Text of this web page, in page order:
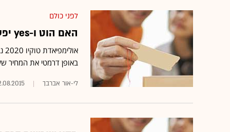
לפני כולם
האם הוט ו-yes יפעלו להורדת יורוספורט מהאוויר?
באופן דרמטי את המחיר
לי-אור אברבך